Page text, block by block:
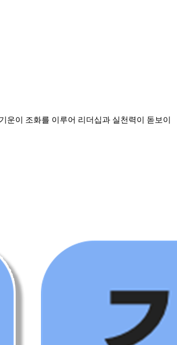
이 조화를 이루어 리더십과 실천력이 돋보이